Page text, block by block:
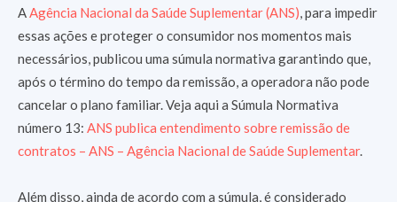
AAgência Nacional da Saúde Suplementar (ANS), para impedir
essas ações e proteger o consumidor nos momentos mais
necessários, publicou uma súmula normativa garantindo que,
após o término do tempo da remissão, a operadora não pode
cancelar o plano familiar. Veja aqui a Súmula Normativa
número 13: ANS publica entendimento sobre remissão de
contratos – ANS – Agência Nacional de Saúde Suplementar.
Além disso, ainda de acordo com a súmula, é considerado